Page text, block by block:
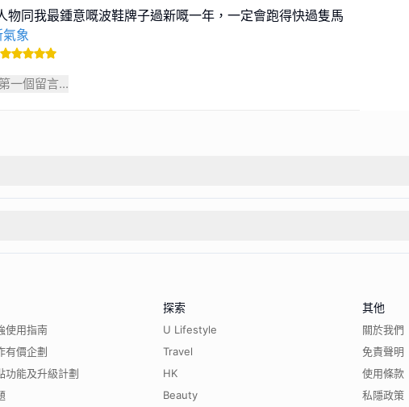
象
一個留言...
使用指南
有價企劃
功能及升級計劃
探索
U Lifestyle
Travel
HK
Beauty
其他
關於我們
免責聲明
使用條款
私隱政策